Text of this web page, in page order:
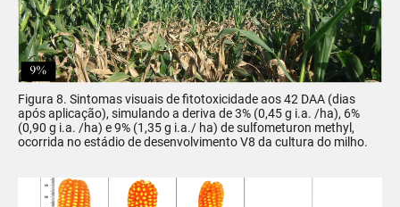
Figura 8. Sintomas visuais de fitotoxicidade aos 42 DAA (dias
após aplicação), simulando a deriva de 3% (0,45 g i.a. /ha), 6%
(0,90 g i.a. /ha) e 9% (1,35 g i.a./ ha) de sulfometuron methyl,
ocorrida no estádio de desenvolvimento V8 da cultura do milho.